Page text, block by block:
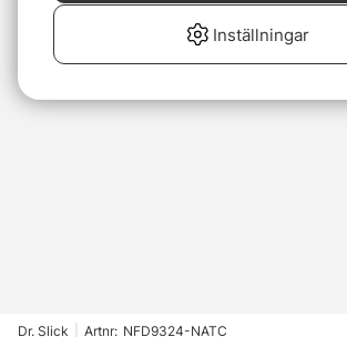
Dr. Slick Artnr: NFD9324-NATC
Inställningar